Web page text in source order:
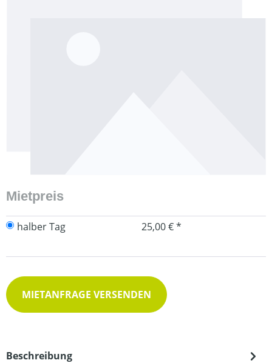
Mietpreis
halber Tag 25,00 € *
MIETANFRAGE VERSENDEN
Beschreibung